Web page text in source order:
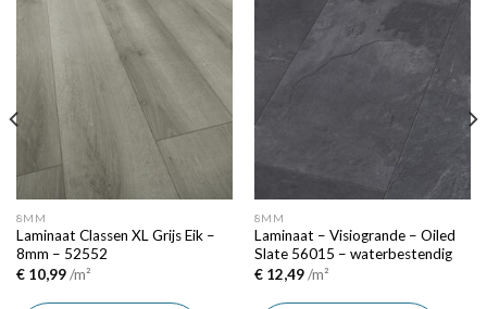
Add to
8MM
Laminaat Classen XL Grijs Eik –
8mm – 52552
€10,99/m²
wishlist
8MM
Laminaat – Visiogrande – Oiled
Slate 56015 – waterbestendig
€12,49/m²